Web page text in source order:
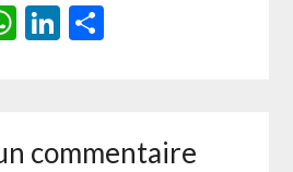
WhatsApp
LinkedIn
Partager
commentaire